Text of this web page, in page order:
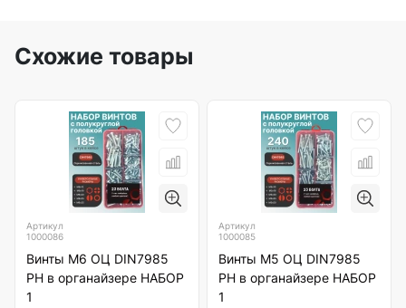
Схожие товары
Артикул
1000086
Винты М6 ОЦ DIN7985
РН в органайзере НАБОР
1
Артикул
1000085
Винты М5 ОЦ DIN7985
РН в органайзере НАБОР
1